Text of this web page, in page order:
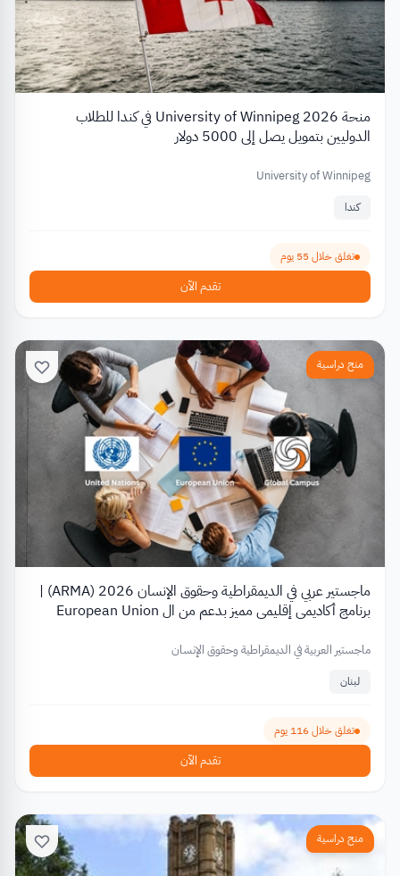
منحة University of Winnipeg 2026 في كندا للطلاب
الدوليين بتمويل يصل إلى 5000 دولار
University of Winnipeg
كندا
تغلق خلال 55 يوم
تقدم الآن
منح دراسية
ماجستير عربي في الديمقراطية وحقوق الإنسان 2026 (ARMA) |
برنامج أكاديمي إقليمي مميز بدعم من ال European Union
ماجستير العربية في الديمقراطية وحقوق الإنسان
لبنان
تغلق خلال 116 يوم
تقدم الآن
منح دراسية